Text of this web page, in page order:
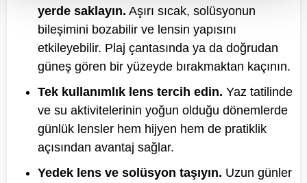
yerde saklayın. Aşırı sıcak, solüsyonun
bileşimini bozabilir ve lensin yapısını
etkileyebilir. Plaj çantasında ya da doğrudan
güneş gören bir yüzeyde bırakmaktan kaçının.
Tek kullanımlık lens tercih edin. Yaz tatilinde
ve su aktivitelerinin yoğun olduğu dönemlerde
günlük lensler hem hijyen hem de pratiklik
açısından avantaj sağlar.
Yedek lens ve solüsyon taşıyın. Uzun günler